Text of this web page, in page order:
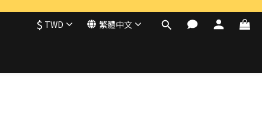
$ TWD 繁體中文